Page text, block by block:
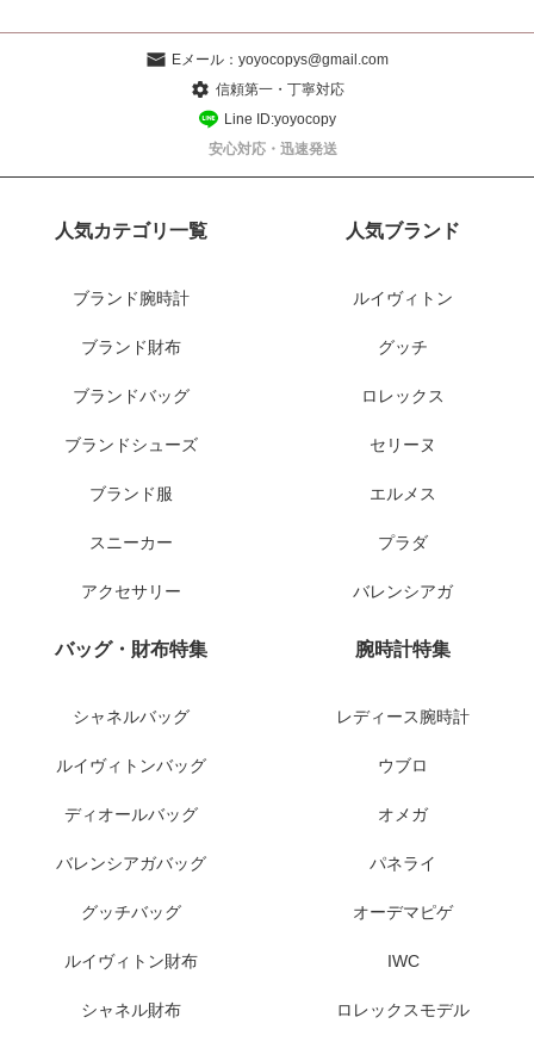
Eメール： yoyocopys@gmail.com
信頼第一・丁寧対応
Line ID:yoyocopy
安心対応・迅速発送
人気カテゴリ一覧
ブランド腕時計
ブランド財布
ブランドバッグ
ブランドシューズ
ブランド服
スニーカー
アクセサリー
人気ブランド
ルイヴィトン
グッチ
ロレックス
セリーヌ
エルメス
プラダ
バレンシアガ
バッグ・財布特集
シャネルバッグ
ルイヴィトンバッグ
ディオールバッグ
バレンシアガバッグ
グッチバッグ
ルイヴィトン財布
シャネル財布
腕時計特集
レディース腕時計
ウブロ
オメガ
パネライ
オーデマピゲ
IWC
ロレックスモデル